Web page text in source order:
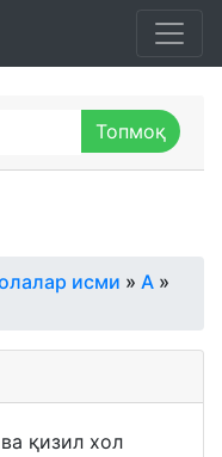
исми » А »
қизил хол